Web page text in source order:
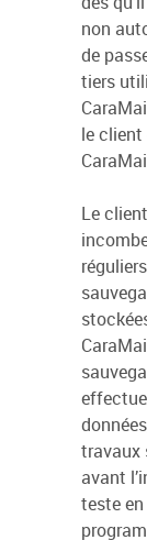
non
de
tiers
le client
Le
travaux
avant
teste